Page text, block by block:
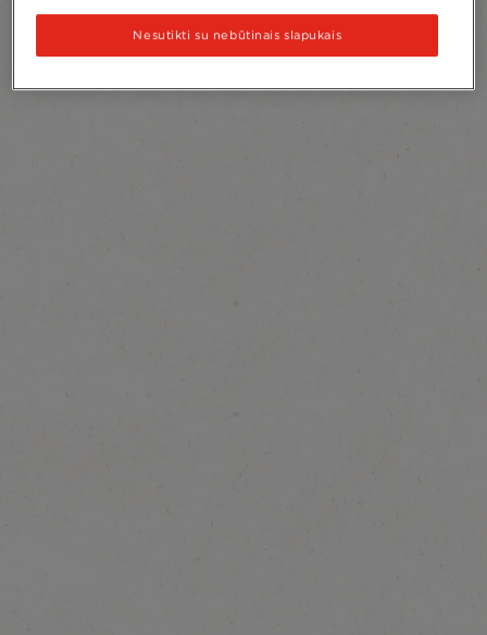
Nesutikti su nebūtinais slapukais